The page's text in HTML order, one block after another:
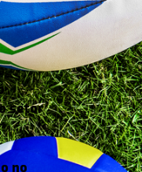
setor
no